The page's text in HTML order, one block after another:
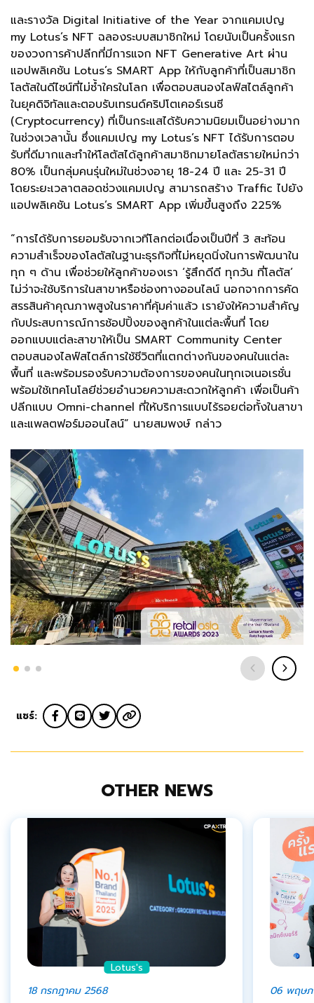
และรางวัล Digital Initiative of the Year จากแคมเปญ
my Lotus’s NFT ฉลองระบบสมาชิกใหม่ โดยนับเป็นครั้งแรก
ของวงการค้าปลีกที่มีการแจก NFT Generative Art ผ่าน
แอปพลิเคชัน Lotus’s SMART App ให้กับลูกค้าที่เป็นสมาชิก
โลตัสในดีไซน์ที่ไม่ซ้ำใครในโลก เพื่อตอบสนองไลฟ์สไตล์ลูกค้า
ในยุคดิจิทัลและตอบรับเทรนด์คริปโตเคอร์เรนซี
(Cryptocurrency) ที่เป็นกระแสได้รับความนิยมเป็นอย่างมาก
ในช่วงเวลานั้น ซึ่งแคมเปญ my Lotus’s NFT ได้รับการตอบ
รับที่ดีมากและทำให้โลตัสได้ลูกค้าสมาชิกมายโลตัสรายใหม่กว่า
80% เป็นกลุ่มคนรุ่นใหม่ในช่วงอายุ 18-24 ปี และ 25-31 ปี
โดยระยะเวลาตลอดช่วงแคมเปญ สามารถสร้าง Traffic ไปยัง
แอปพลิเคชัน Lotus’s SMART App เพิ่มขึ้นสูงถึง 225%
“การได้รับการยอมรับจากเวทีโลกต่อเนื่องเป็นปีที่ 3 สะท้อน
ความสำเร็จของโลตัสในฐานะธุรกิจที่ไม่หยุดนิ่งในการพัฒนาใน
ทุก ๆ ด้าน เพื่อช่วยให้ลูกค้าของเรา ‘รู้สึกดีดี ทุกวัน ที่โลตัส’
ไม่ว่าจะใช้บริการในสาขาหรือช่องทางออนไลน์ นอกจากการคัด
สรรสินค้าคุณภาพสูงในราคาที่คุ้มค่าแล้ว เรายังให้ความสำคัญ
กับประสบการณ์การช้อปปิ้งของลูกค้าในแต่ละพื้นที่ โดย
ออกแบบแต่ละสาขาให้เป็น SMART Community Center
ตอบสนองไลฟ์สไตล์การใช้ชีวิตที่แตกต่างกันของคนในแต่ละ
พื้นที่ และพร้อมรองรับความต้องการของคนในทุกเจเนอเรชั่น
พร้อมใช้เทคโนโลยีช่วยอำนวยความสะดวกให้ลูกค้า เพื่อเป็นค้า
ปลีกแบบ Omni-channel ที่ให้บริการแบบไร้รอยต่อทั้งในสาขา
และแพลตฟอร์มออนไลน์” นายสมพงษ์ กล่าว
แชร์:
OTHER NEWS
Lotus's
18 กรกฎาคม 2568 06 พฤษภ